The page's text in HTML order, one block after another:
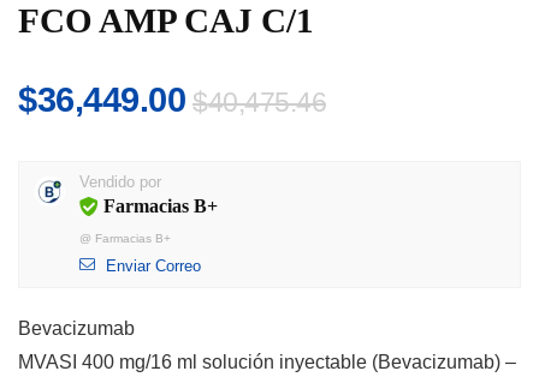
FCO AMP CAJ C/1
$40,475.46El
$36,449.00
El
Vendido por
Farmacias B+
@ Farmacias B+
Enviar Correo
Bevacizumab
MVASI 400 mg/16 ml solución inyectable (Bevacizumab) –